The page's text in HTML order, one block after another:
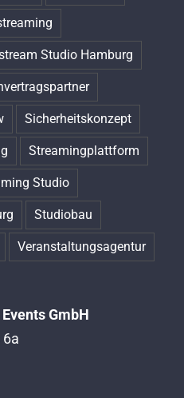
Studio Hamburg
Sicherheitskonzept
Streamingplattform
Studio
Studiobau
Veranstaltungsagentur
GmbH